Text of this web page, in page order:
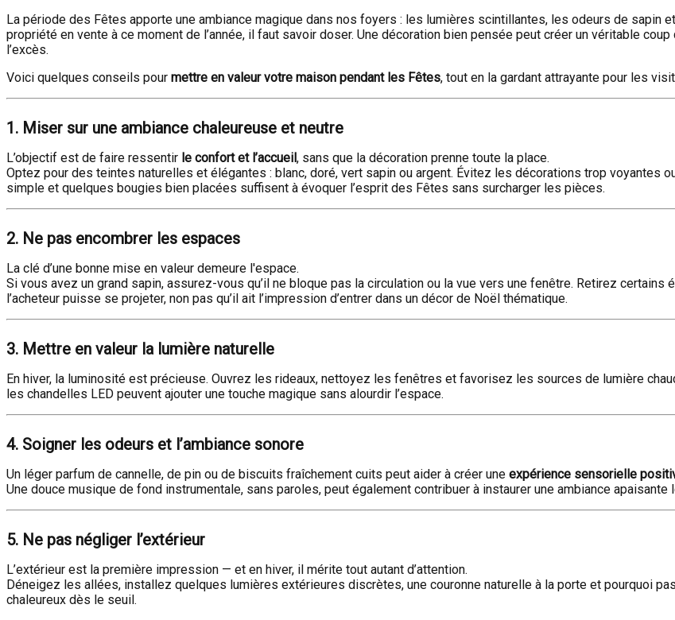
La période des Fêtes apporte une ambiance magique dans nos foyers : les lumières scintillantes, les odeurs de sapin
propriété en vente à ce moment de l’année, il faut savoir doser. Une décoration bien pensée peut créer un véritable
l’excès.
Voici quelques conseils pour mettre en valeur votre maison pendant les Fêtes, tout en la gardant attrayante pour les
1. Miser sur une ambiance chaleureuse et neutre
L’objectif est de faire ressentir le confort et l’accueil, sans que la décoration prenne toute la place.
Optez pour des teintes naturelles et élégantes : blanc, doré, vert sapin ou argent. Évitez les décorations trop voyantes
simple et quelques bougies bien placées suffisent à évoquer l’esprit des Fêtes sans surcharger les pièces.
2. Ne pas encombrer les espaces
La clé d’une bonne mise en valeur demeure l'espace.
Si vous avez un grand sapin, assurez-vous qu’il ne bloque pas la circulation ou la vue vers une fenêtre. Retirez
l’acheteur puisse se projeter, non pas qu’il ait l’impression d’entrer dans un décor de Noël thématique.
3. Mettre en valeur la lumière naturelle
En hiver, la luminosité est précieuse. Ouvrez les rideaux, nettoyez les fenêtres et favorisez les sources de lumière
les chandelles LED peuvent ajouter une touche magique sans alourdir l’espace.
4. Soigner les odeurs et l’ambiance sonore
Un léger parfum de cannelle, de pin ou de biscuits fraîchement cuits peut aider à créer une expérience sensorielle
Une douce musique de fond instrumentale, sans paroles, peut également contribuer à instaurer une ambiance
5. Ne pas négliger l’extérieur
L’extérieur est la première impression — et en hiver, il mérite tout autant d’attention.
Déneigez les allées, installez quelques lumières extérieures discrètes, une couronne naturelle à la porte et pourquoi
chaleureux dès le seuil.